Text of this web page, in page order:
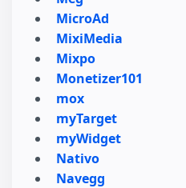
MicroAd
MixiMedia
Mixpo
Monetizer101
mox
myTarget
myWidget
Nativo
Navegg